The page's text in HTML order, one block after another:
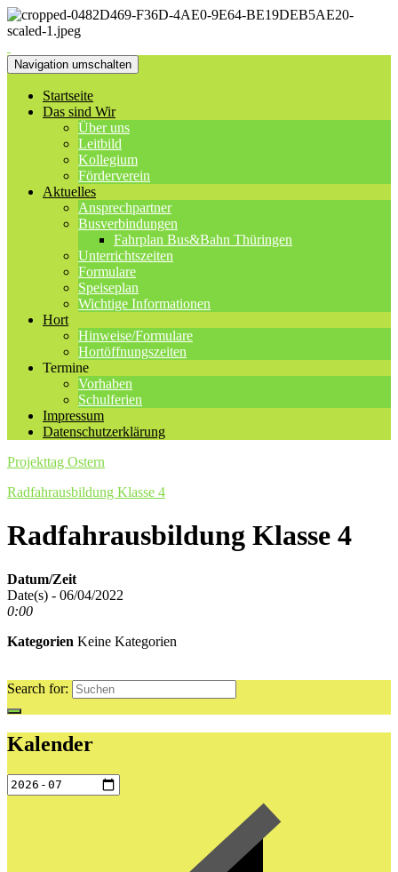
Navigation umschalten
Startseite
Das sind Wir
Über uns
Leitbild
Kollegium
Förderverein
Aktuelles
Ansprechpartner
Busverbindungen
Fahrplan Bus&Bahn Thüringen
Unterrichtszeiten
Formulare
Speiseplan
Wichtige Informationen
Hort
Hinweise/Formulare
Hortöffnungszeiten
Termine
Vorhaben
Schulferien
Impressum
Datenschutzerklärung
Projekttag Ostern
Radfahrausbildung Klasse 4
Radfahrausbildung Klasse 4
Datum/Zeit
Date(s) - 06/04/2022
0:00
Kategorien Keine Kategorien
Search for:
Kalender